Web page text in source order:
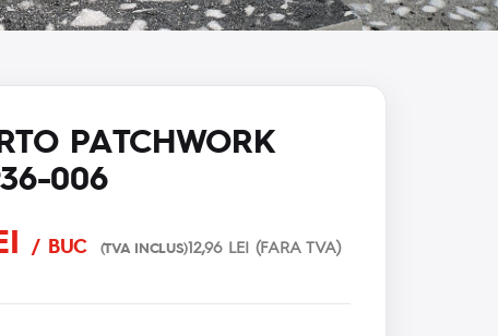
PATCHWORK
006
/ BUC (TVA INCLUS)12,96 LEI (FARA TVA)